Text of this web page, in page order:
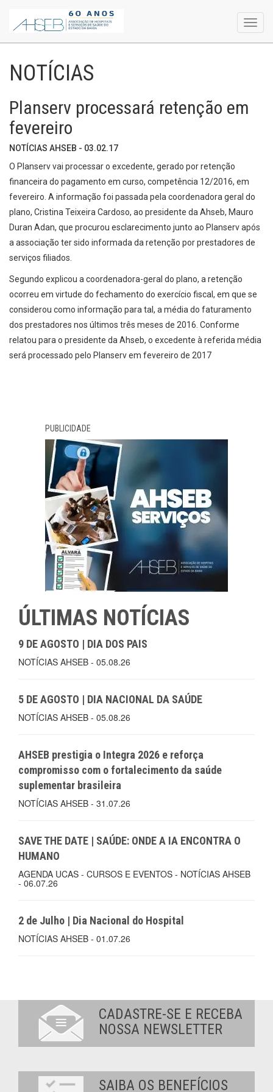
NOTÍCIAS
Planserv processará retenção em
fevereiro
NOTÍCIAS AHSEB - 03.02.17
O Planserv vai processar o excedente, gerado por retenção
financeira do pagamento em curso, competência 12/2016, em
fevereiro. A informação foi passada pela coordenadora geral do
plano, Cristina Teixeira Cardoso, ao presidente da Ahseb, Mauro
Duran Adan, que procurou esclarecimento junto ao Planserv após
a associação ter sido informada da retenção por prestadores de
serviços filiados.
Segundo explicou a coordenadora-geral do plano, a retenção
ocorreu em virtude do fechamento do exercício fiscal, em que se
considerou como informação para tal, a média do faturamento
dos prestadores nos últimos três meses de 2016. Conforme
relatou para o presidente da Ahseb, o excedente à referida média
será processado pelo Planserv em fevereiro de 2017
PUBLICIDADE
ÚLTIMAS NOTÍCIAS
9 DE AGOSTO | DIA DOS PAIS
NOTÍCIAS AHSEB - 05.08.26
5 DE AGOSTO | DIA NACIONAL DA SAÚDE
NOTÍCIAS AHSEB - 05.08.26
AHSEB prestigia o Integra 2026 e reforça
compromisso com o fortalecimento da saúde
suplementar brasileira
NOTÍCIAS AHSEB - 31.07.26
SAVE THE DATE | SAÚDE: ONDE A IA ENCONTRA O
HUMANO
AGENDA UCAS - CURSOS E EVENTOS - NOTÍCIAS AHSEB
- 06.07.26
2 de Julho | Dia Nacional do Hospital
NOTÍCIAS AHSEB - 01.07.26
CADASTRE-SE E RECEBA
NOSSA NEWSLETTER
SAIBA OS BENEFÍCIOS